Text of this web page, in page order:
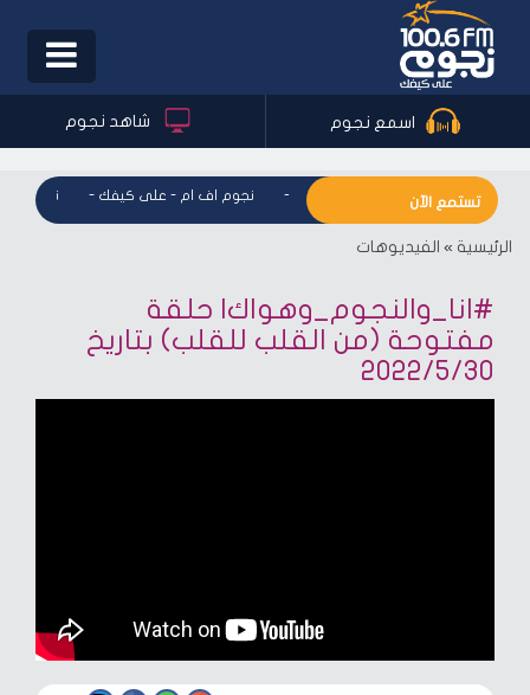
Toggle
اسمع نجوم شاهد نجوم
تستمع الآن - نجوم اف ام - على كيفك -نجوم اف ام - على كيفك نجوم اف
الرئيسية » الفيديوهات
#انا_والنجوم_وهواك| حلقة
مفتوحة (من القلب للقلب) بتاريخ
2022/5/30